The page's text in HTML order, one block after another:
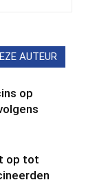
AUTEUR
op
op tot